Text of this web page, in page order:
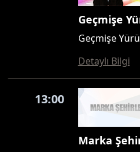
Geçmişe
Geçmişe
Detaylı Bilgi
13:00
Marka